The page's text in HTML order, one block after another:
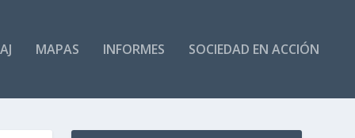
MAPAS INFORMES SOCIEDAD EN ACCIÓN